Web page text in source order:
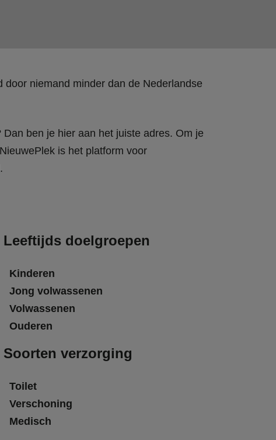
niemand minder dan de Nederlandse
ben je hier aan het juiste adres. Om je
is het platform voor
Leeftijds doelgroepen
Kinderen
Jong volwassenen
Volwassenen
Ouderen
Soorten verzorging
Toilet
Verschoning
Medisch